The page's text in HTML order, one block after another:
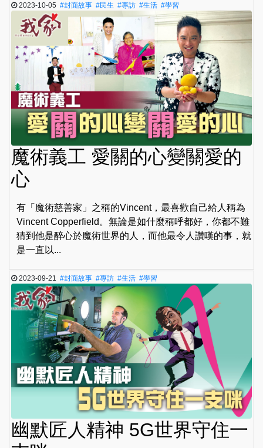
2023-10-05#封面故事 #民生 #專訪 #生活 #學習
魔術義工 愛關的心變關愛的
心
有「魔術慈善家」之稱的Vincent，最喜歡自己給人稱為
Vincent Copperfield。無論是如什麼稱呼都好，你都不難
猜到他是醉心於魔術世界的人，而他最令人讚嘆的事，就
是一直以...
2023-09-21#封面故事 #專訪 #生活 #學習
幽默匠人精神 5G世界守住一